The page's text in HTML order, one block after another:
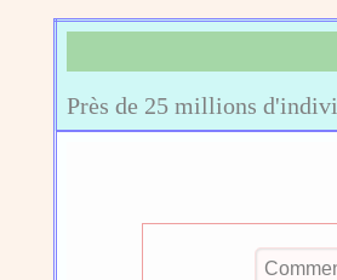
Près de 25 millions